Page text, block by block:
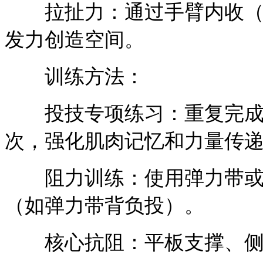
拉扯力：通过手臂内收（
发力创造空间。
训练方法：
投技专项练习：重复完成
次，强化肌肉记忆和力量传
阻力训练：使用弹力带或
（如弹力带背负投）。
核心抗阻：平板支撑、侧